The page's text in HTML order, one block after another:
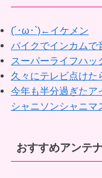
(´･ω･`)←イケメン
バイクでインカムで
スーパーライフハ
久々にテレビ点けた
今年も半分過ぎたア
シャニソンシャニマ
おすすめアンテ